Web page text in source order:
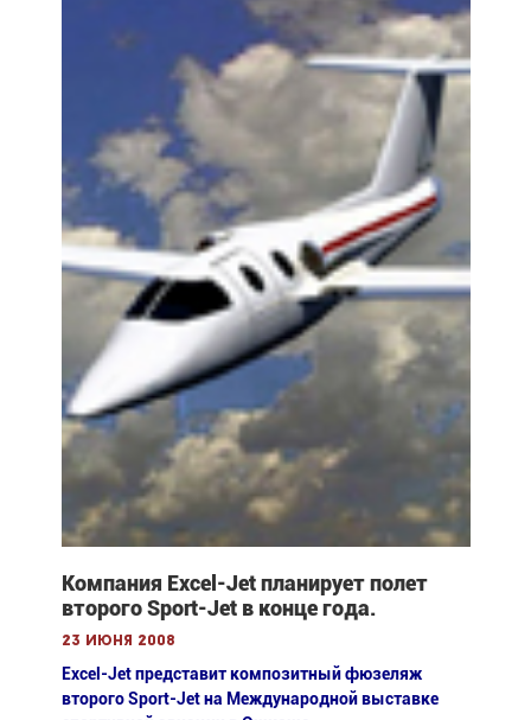
Компания Excel-Jet планирует полет
второго Sport-Jet в конце года.
23 июня 2008
Excel-Jet представит композитный фюзеляж
второго Sport-Jet на Международной выставке